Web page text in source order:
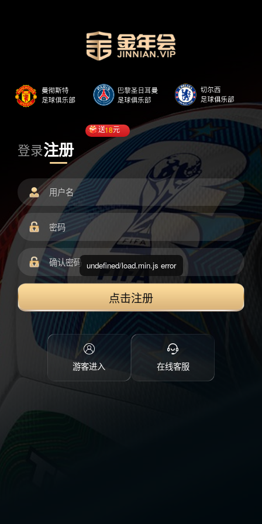
登录注册
送18元
点击注册
游客进入 在线客服
undefined/load.min.js error